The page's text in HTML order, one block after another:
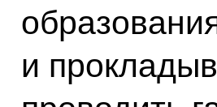
и